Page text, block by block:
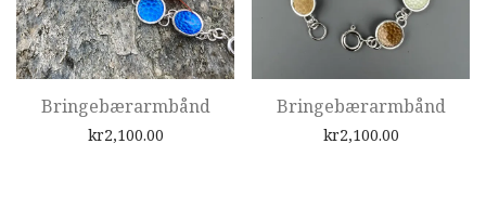
Bringebærarmbånd
kr2,100.00
Bringebærarmbånd
kr2,100.00